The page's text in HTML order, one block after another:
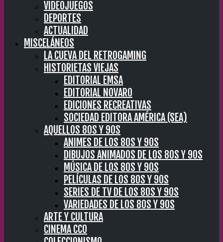
VIDEOJUEGOS
DEPORTES
ACTUALIDAD
MISCELÁNEOS
LA CUEVA DEL RETROGAMING
HISTORIETAS VIEJAS
EDITORIAL EMSA
EDITORIAL NOVARO
EDICIONES RECREATIVAS
SOCIEDAD EDITORA AMÉRICA (SEA)
AQUELLOS 80S Y 90S
ANIMES DE LOS 80S Y 90S
DIBUJOS ANIMADOS DE LOS 80S Y 90S
MÚSICA DE LOS 80S Y 90S
PELÍCULAS DE LOS 80S Y 90S
SERIES DE TV DE LOS 80S Y 90S
VARIEDADES DE LOS 80S Y 90S
ARTE Y CULTURA
CINEMA CC0